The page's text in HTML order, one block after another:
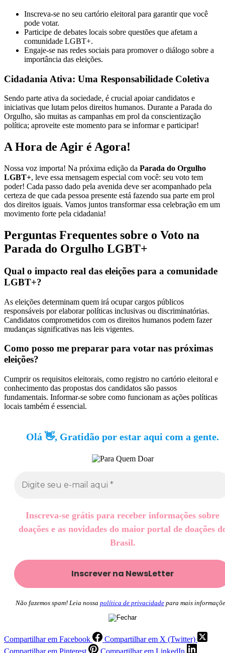
Inscreva-se no seu cartório eleitoral para garantir que você
pode votar.
Participe de debates locais sobre questões que afetam a
comunidade LGBT+.
Engaje-se nas redes sociais para promover o diálogo sobre a
importância das eleições.
Cidadania Ativa: Uma Responsabilidade Coletiva
Sendo parte ativa da sociedade, é crucial apoiar candidatos e
iniciativas que lutam pelos direitos humanos. Durante a Parada do
Orgulho, são muitas as campanhas em prol da conscientização
política; aproveite este momento para se informar e participar!
A Hora de Agir é Agora!
Nossa voz importa! Na próxima edição da Parada do Orgulho
LGBT+, leve essa mensagem especial com você: seu voto tem
poder! Cada passo dado pela avenida deve ser acompanhado pela
certeza de que cada pessoa presente está fazendo sua parte em prol
dos direitos iguais. Vamos juntos transformar essa celebração em um
movimento forte pela cidadania!
Perguntas Frequentes sobre o Voto na
Parada do Orgulho LGBT+
Qual o impacto real das eleições para a comunidade
LGBT+?
As eleições determinam quem irá ocupar cargos públicos
responsáveis por elaborar políticas inclusivas ou discriminatórias.
Candidatos comprometidos com os direitos humanos podem fazer
mudanças significativas nas leis vigentes.
Como posso me preparar para votar nas próximas
eleições?
Cumprir os requisitos eleitorais, como registro no cartório eleitoral e
conhecimento das propostas dos candidatos são passos
fundamentais. Informar-se sobre como funcionam as ações políticas
locais também é essencial.
Olá 👋, Gratidão por estar aqui com a gente.
Inscreva-se grátis para receber informações sobre
doações e as novidades do maior portal de doações
Brasil.
Não fazemos spam! Leia nossa política de privacidade para mais
Compartilhar em Facebook
Compartilhar em X (Twitter)